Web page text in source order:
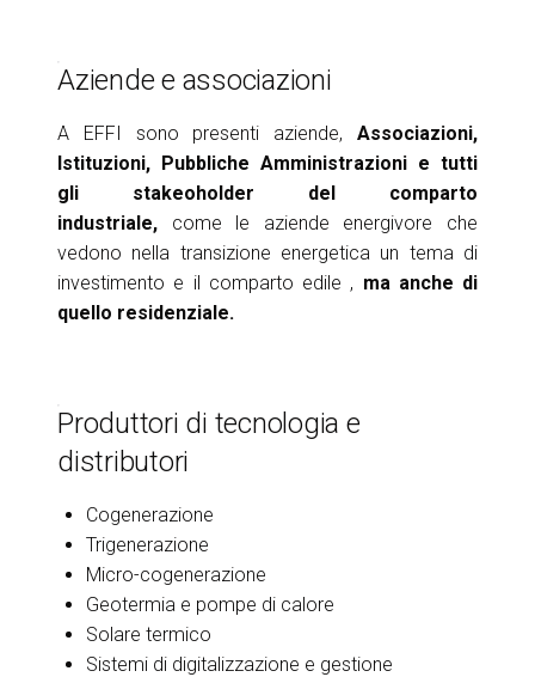
Aziende e associazioni
A EFFI sono presenti aziende, Associazioni,
Istituzioni, Pubbliche Amministrazioni e tutti
gli stakeoholder del comparto
industriale, come le aziende energivore che
vedono nella transizione energetica un tema di
investimento e il comparto edile , ma anche di
quello residenziale.
Produttori di tecnologia e
distributori
Cogenerazione
Trigenerazione
Micro-cogenerazione
Geotermia e pompe di calore
Solare termico
Sistemi di digitalizzazione e gestione